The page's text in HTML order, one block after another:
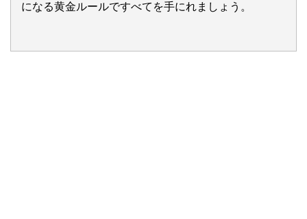
になる黄金ルールですべてを手にれましょう。